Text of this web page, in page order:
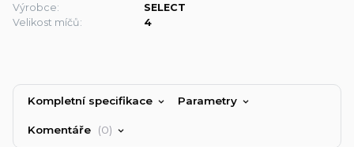
Výrobce:
SELECT
Velikost míčů:
4
Kompletní specifikace Parametry
Komentáře 0